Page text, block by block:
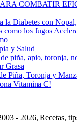
COMBATIR
la Diabetes con
como los Jugos
y Salud
piña, apio, toronja,
Grasa
Piña, Toronja y
Vitamina C!
- 2026, Recetas,